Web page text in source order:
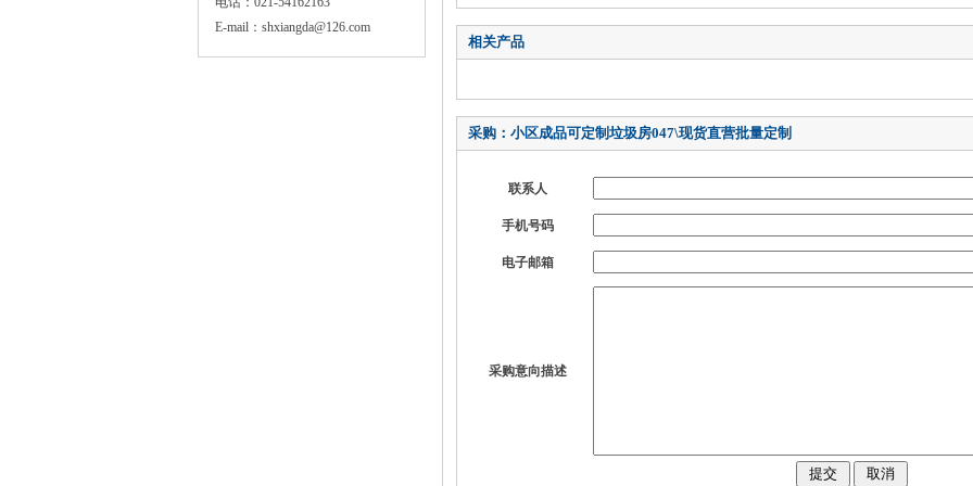
E-mail：shxiangda@126.com
相关产品
采购：小区成品可定制垃圾房047\现货直营批量定制
联系人
手机号码
电子邮箱
采购意向描述